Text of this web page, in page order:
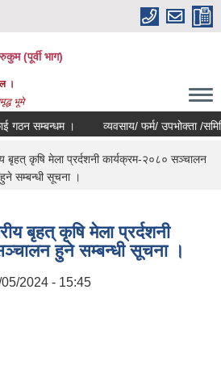
(पूर्वी भाग)
।
भूमे
सम्बन्धम । व्यवसाय/ फर्म/ उपभोक्ता /समिति/
बृहत् कृषि मेला प्रर्दशनी कार्यक्रम-२०८० सञ्चालन
हुने सम्बन्धी सूचना ।
बृहत् कृषि मेला प्रर्दशनी
हुने सम्बन्धी सूचना ।
2024 - 15:45